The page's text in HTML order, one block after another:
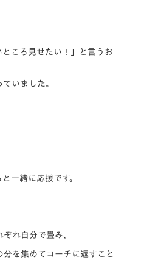
ところ見せたい！」と言うお
いました。
一緒に応援です。
れ自分で畳み、
を集めてコーチに返すこと